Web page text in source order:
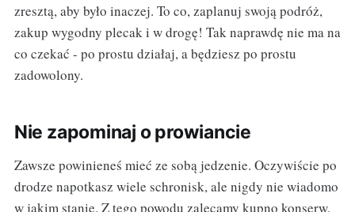
zresztą, aby było inaczej. To co, zaplanuj swoją podróż,
zakup wygodny plecak i w drogę! Tak naprawdę nie ma na
co czekać - po prostu działaj, a będziesz po prostu
zadowolony.
Nie zapominaj o prowiancie
Zawsze powinieneś mieć ze sobą jedzenie. Oczywiście po
drodze napotkasz wiele schronisk, ale nigdy nie wiadomo
w jakim stanie. Z tego powodu zalecamy kupno konserw,